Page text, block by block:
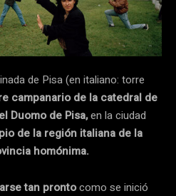
de Pisa (en italiano: torre
campanario de la catedral de
Duomo de Pisa,en la ciudad
de la región italiana de la
homónima.
tan prontocomo se inició